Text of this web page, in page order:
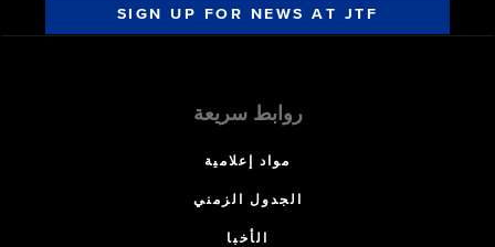
SIGN UP FOR NEWS AT JTF
روابط سريعة
مواد إعلامية
الجدول الزمني
الأخبا